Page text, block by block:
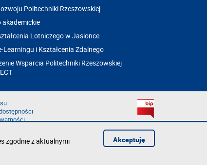
Politechniki Rzeszowskiej
akademickie
Lotniczego w Jasionce
Learningu i Kształcenia Zdalnego
Wsparcia Politechniki Rzeszowskiej
zgodnie z aktualnymi
Akceptuję